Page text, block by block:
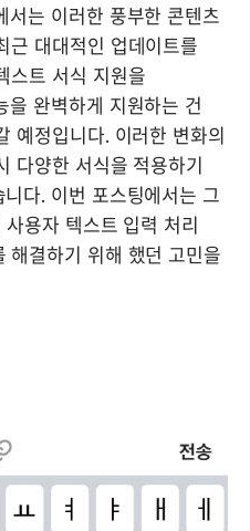
서는 이러한 풍부한 콘텐츠
근 대대적인 업데이트를
스트 서식 지원을
을 완벽하게 지원하는 건
예정입니다. 이러한 변화의
다양한 서식을 적용하기
다. 이번 포스팅에서는 그
용자 텍스트 입력 처리
해결하기 위해 했던 고민을